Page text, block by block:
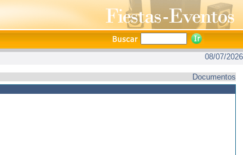
08/07/2026
Documentos